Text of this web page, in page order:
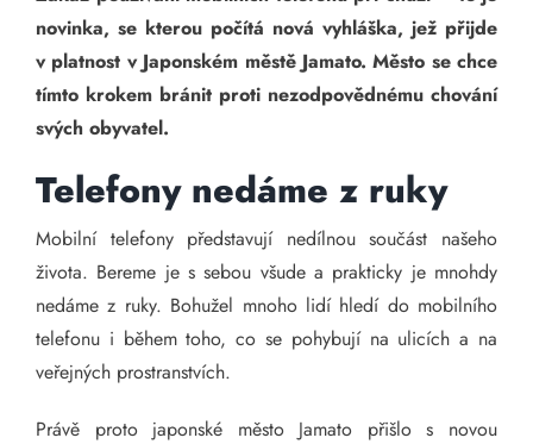
novinka, se kterou počítá nová vyhláška, jež přijde
v platnost v Japonském městě Jamato. Město se chce
tímto krokem bránit proti nezodpovědnému chování
svých obyvatel.
Telefony nedáme z ruky
Mobilní telefony představují nedílnou součást našeho
života. Bereme je s sebou všude a prakticky je mnohdy
nedáme z ruky. Bohužel mnoho lidí hledí do mobilního
telefonu i během toho, co se pohybují na ulicích a na
veřejných prostranstvích.
Právě proto japonské město Jamato přišlo s novou